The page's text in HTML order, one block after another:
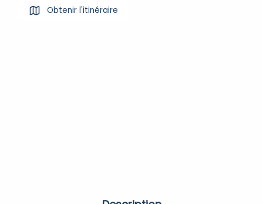
Obtenir l'itinéraire